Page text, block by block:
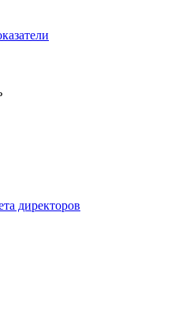
директоров